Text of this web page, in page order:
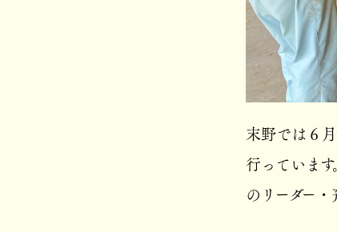
末野では６
行っていま
のリーダー